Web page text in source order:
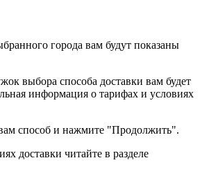
города вам будут показаны
выбора способа доставки вам будет
информация о тарифах и условиях
способ и нажмите "Продолжить".
доставки читайте в разделе